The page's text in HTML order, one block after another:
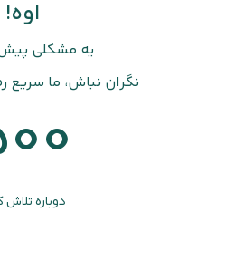
اوه!
یه مشکلی
نگران نباش، ما
دوباره تلاش